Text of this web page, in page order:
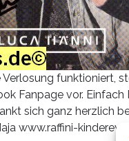
funktioniert,
Fanpage vor.
sich ganz herzlich
www.raffini-